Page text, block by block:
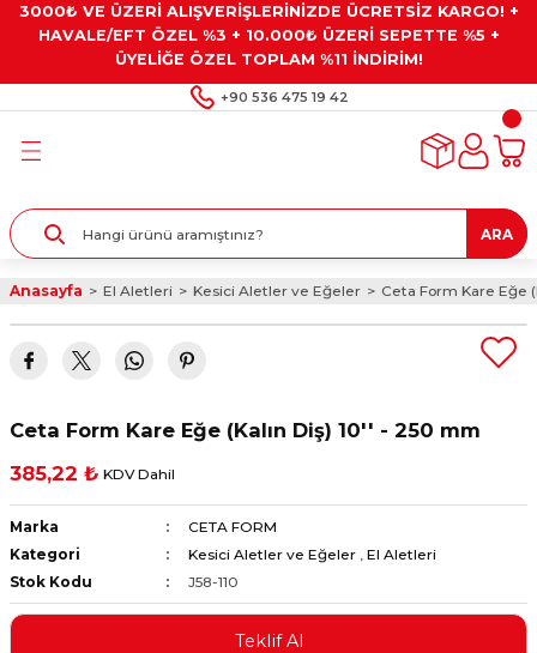
3000₺ VE ÜZERİ ALIŞVERİŞLERİNİZDE ÜCRETSİZ KARGO! +
HAVALE/EFT ÖZEL %3 + 10.000₺ ÜZERİ SEPETTE %5 +
ÜYELİĞE ÖZEL TOPLAM %11 İNDİRİM!
+90 536 475 19 42
Geri Dön
Geri Dön
Geri Dön
Gresler
Geri Dön
Alet Setleri
ve Multimetreler
ve Penseler
Geri Dön
Taşları ve
ARA
Anasayfa El Aletleri Kesici Aletler ve Eğeler Ceta Form Kare Eğe
Ceta Form Kare Eğe (Kalın Diş) 10'' - 250 mm
385,22 ₺ KDV Dahil
Marka
CETA FORM
Kategori
Kesici Aletler ve Eğeler , El Aletleri
Stok Kodu
J58-110
Teklif Al